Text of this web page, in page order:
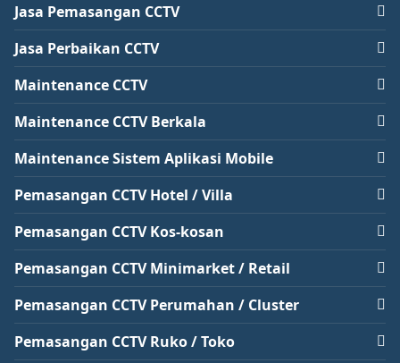
Jasa Pemasangan CCTV
Jasa Perbaikan CCTV
Maintenance CCTV
Maintenance CCTV Berkala
Maintenance Sistem Aplikasi Mobile
Pemasangan CCTV Hotel / Villa
Pemasangan CCTV Kos-kosan
Pemasangan CCTV Minimarket / Retail
Pemasangan CCTV Perumahan / Cluster
Pemasangan CCTV Ruko / Toko